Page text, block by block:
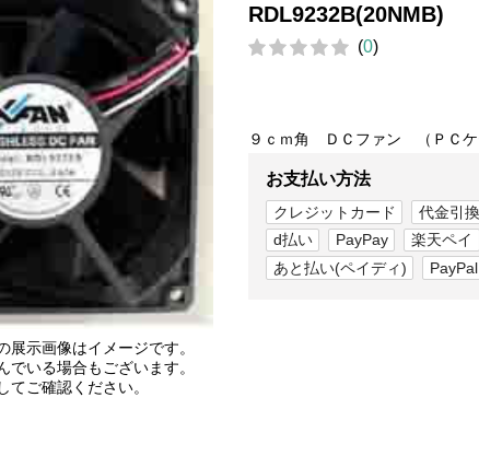
展示画像はイメージです。
でいる場合もございます。
てご確認ください。
RDL9232B(20NMB)
(0)
９ｃｍ角 ＤＣファン （ＰＣケ
お支払い方法
クレジットカード 代金引換
d払い
PayPay 楽天ペイ
あと払い(ペイディ)
PayPal